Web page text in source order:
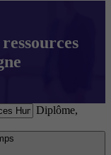
Diplôme,